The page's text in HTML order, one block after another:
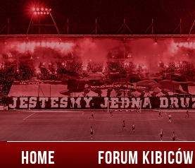
HOME FORUM KIBICÓW